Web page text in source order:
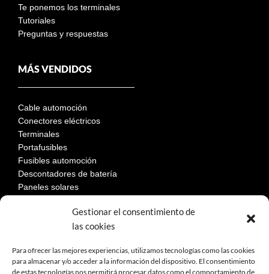
Gestionar el consentimiento de
las cookies
Para ofrecer las mejores experiencias, utilizamos tecnologías como las cookies
para almacenar y/o acceder a la información del dispositivo. El consentimiento
de estas tecnologías nos permitirá procesar datos como el comportamiento de
Te ponemos los terminales
Tutoriales
Preguntas y respuestas
MÁS VENDIDOS
Cable automoción
Conectores eléctricos
Terminales
Portafusibles
Fusibles automoción
Descontadores de batería
Paneles solares